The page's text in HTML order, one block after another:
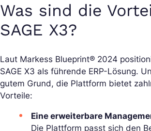
Was sind die
SAGE X3?
Laut Markess Blueprint® 2024
SAGE X3 als führende ERP-Lösung.
gutem Grund, die Plattform bietet
Vorteile:
Eine erweiterbare
Die Plattform passt sich den